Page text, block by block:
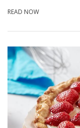
READ NOW